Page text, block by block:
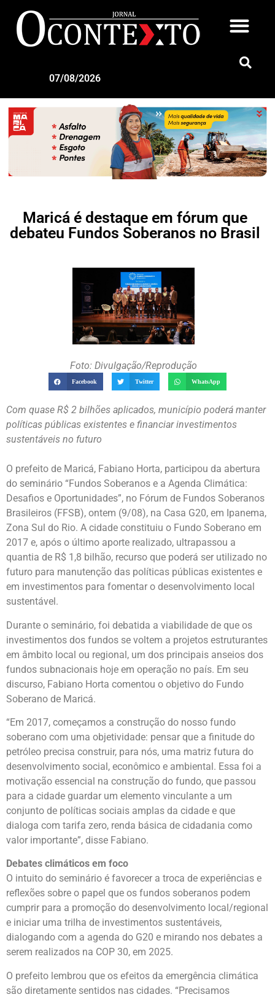
07/08/2026
Maricá é destaque em fórum que
debateu Fundos Soberanos no Brasil
Foto: Divulgação/Reprodução
Facebook Twitter WhatsApp
Com quase R$ 2 bilhões aplicados, município poderá manter
políticas públicas existentes e financiar investimentos
sustentáveis no futuro
O prefeito de Maricá, Fabiano Horta, participou da abertura
do seminário “Fundos Soberanos e a Agenda Climática:
Desafios e Oportunidades”, no Fórum de Fundos Soberanos
Brasileiros (FFSB), ontem (9/08), na Casa G20, em Ipanema,
Zona Sul do Rio. A cidade constituiu o Fundo Soberano em
2017 e, após o último aporte realizado, ultrapassou a
quantia de R$ 1,8 bilhão, recurso que poderá ser utilizado no
futuro para manutenção das políticas públicas existentes e
em investimentos para fomentar o desenvolvimento local
sustentável.
Durante o seminário, foi debatida a viabilidade de que os
investimentos dos fundos se voltem a projetos estruturantes
em âmbito local ou regional, um dos principais anseios dos
fundos subnacionais hoje em operação no país. Em seu
discurso, Fabiano Horta comentou o objetivo do Fundo
Soberano de Maricá.
“Em 2017, começamos a construção do nosso fundo
soberano com uma objetividade: pensar que a finitude do
petróleo precisa construir, para nós, uma matriz futura do
desenvolvimento social, econômico e ambiental. Essa foi a
motivação essencial na construção do fundo, que passou
para a cidade guardar um elemento vinculante a um
conjunto de políticas sociais amplas da cidade e que
dialoga com tarifa zero, renda básica de cidadania como
valor importante”, disse Fabiano.
Debates climáticos em foco
O intuito do seminário é favorecer a troca de experiências e
reflexões sobre o papel que os fundos soberanos podem
cumprir para a promoção do desenvolvimento local/regional
e iniciar uma trilha de investimentos sustentáveis,
dialogando com a agenda do G20 e mirando nos debates a
serem realizados na COP 30, em 2025.
O prefeito lembrou que os efeitos da emergência climática
são diretamente sentidos nas cidades. “Precisamos